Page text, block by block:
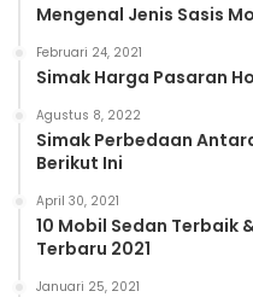
Mengenal Jenis Sasis
Februari 24, 2021
Simak Harga Pasaran
Agustus 8, 2022
Simak Perbedaan
Berikut Ini
April 30, 2021
10 Mobil Sedan Terbaik
Terbaru 2021
Januari 25, 2021